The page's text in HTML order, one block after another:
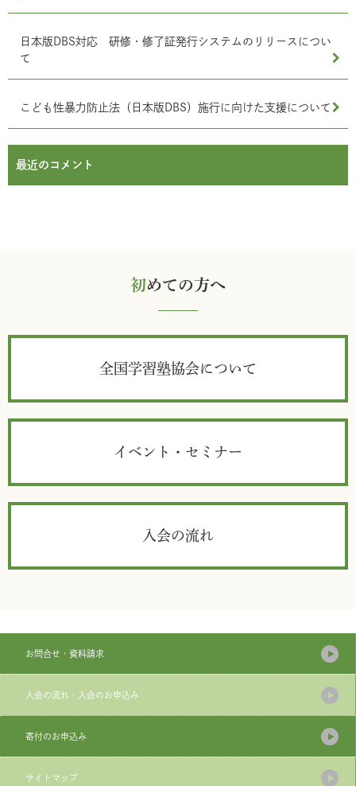
日本版DBS対応 研修・修了証発行システムのリリースについ
て
こども性暴力防止法（日本版DBS）施行に向けた支援について
最近のコメント
初めての方へ
全国学習塾協会について
イベント・セミナー
入会の流れ
お問合せ・資料請求
入会の流れ・入会のお申込み
寄付のお申込み
サイトマップ